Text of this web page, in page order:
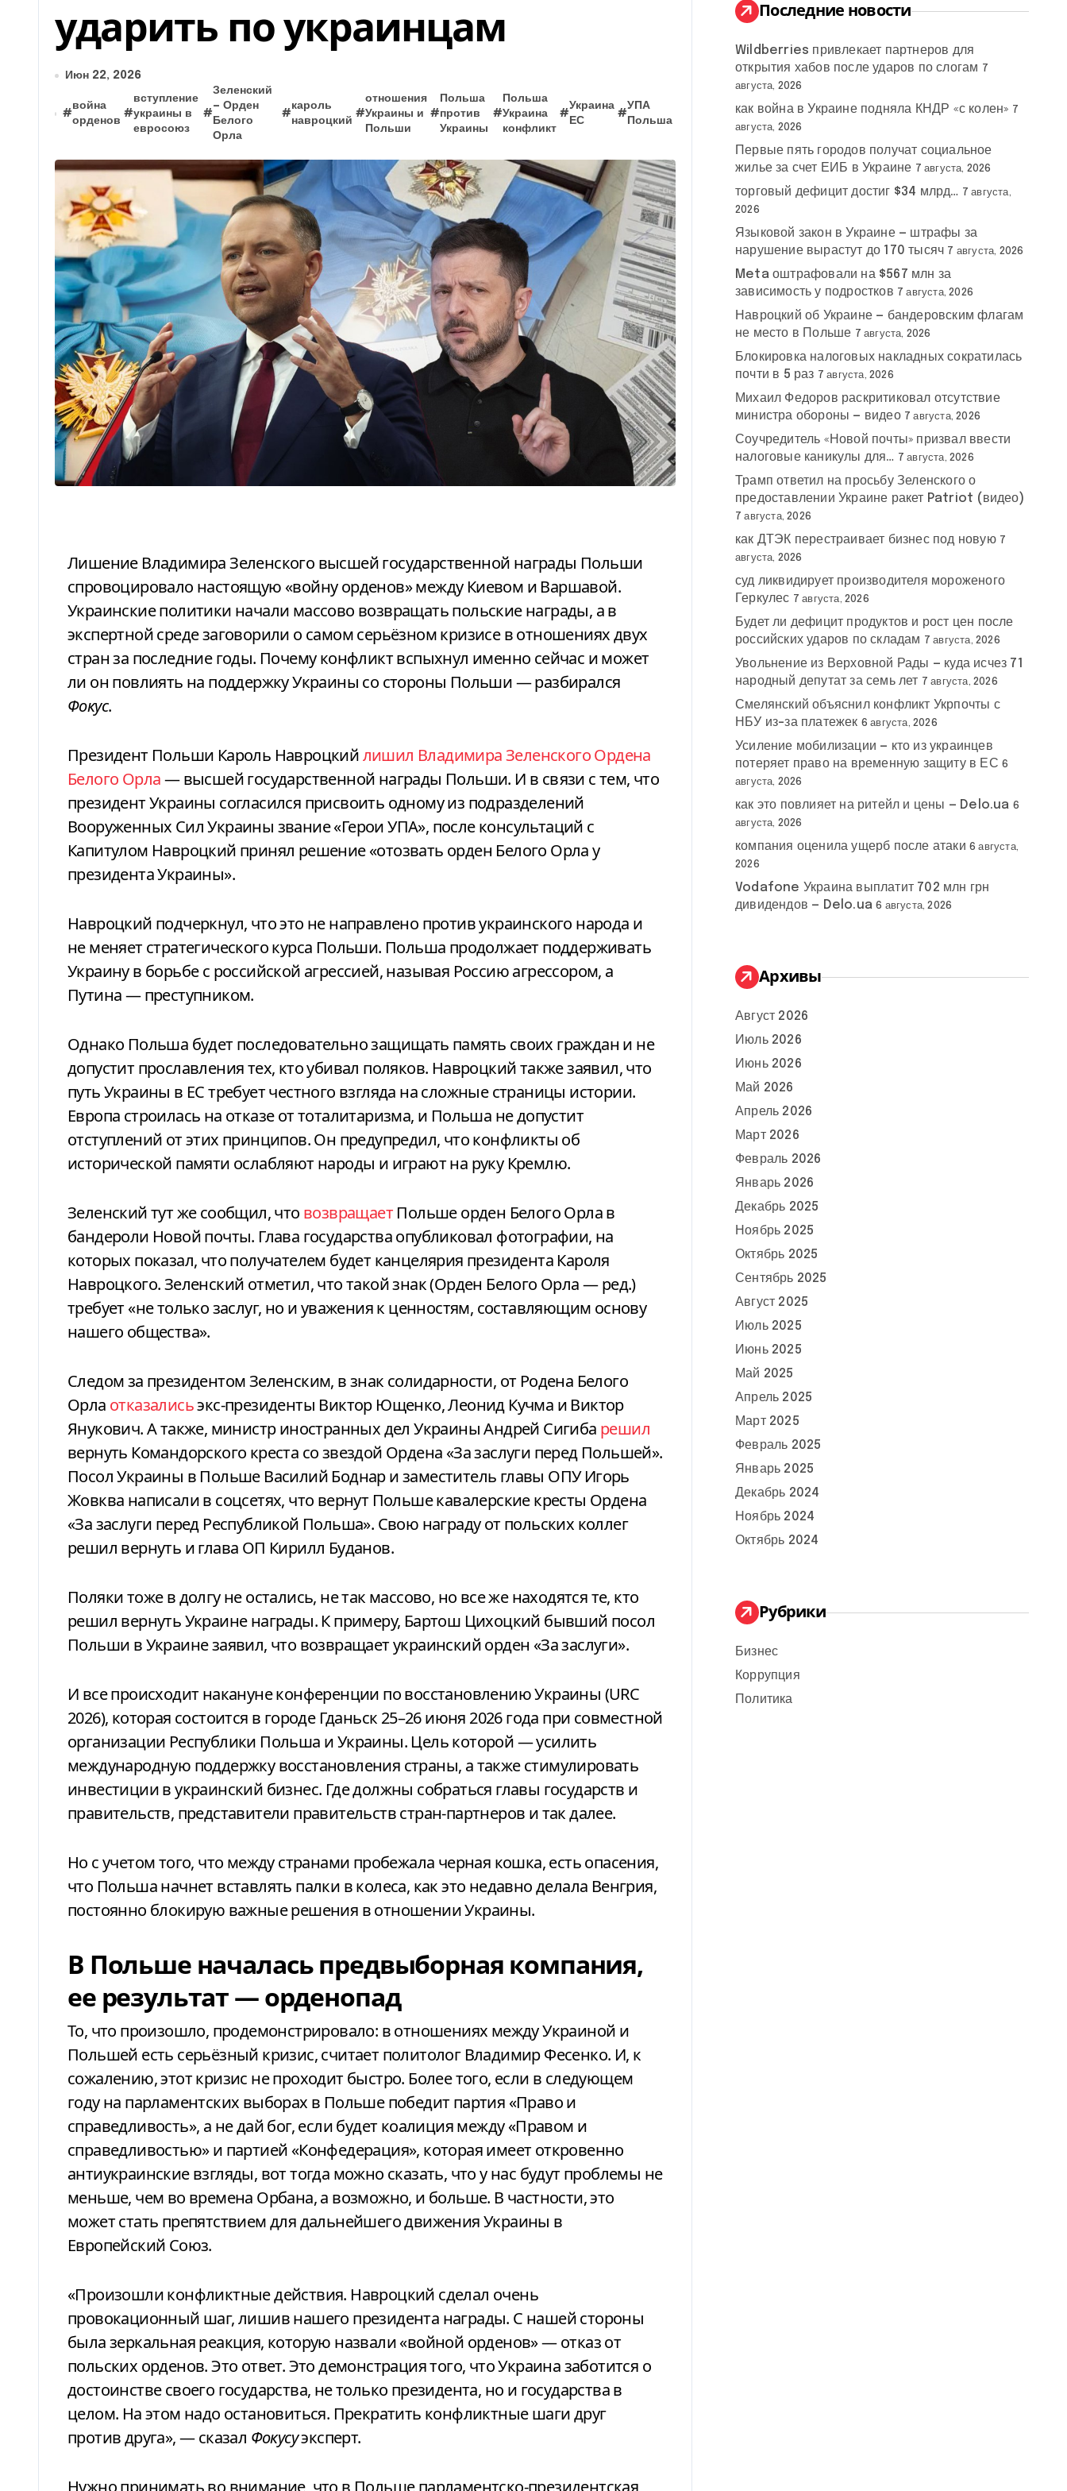
ударить по украинцам
Июн 22, 2026
#
война
орденов
#
вступление
украины в
евросоюз
#
Зеленский
— Орден
Белого
Орла
#
кароль
навроцкий
#
отношения
Украины и
Польши
#
Польша
против
Украины
#
Польша
Украина
конфликт
#
Украина
ЕС
#
УПА
Польша
Лишение Владимира Зеленского высшей государственной награды Польши
спровоцировало настоящую «войну орденов» между Киевом и Варшавой.
Украинские политики начали массово возвращать польские награды, а в
экспертной среде заговорили о самом серьёзном кризисе в отношениях двух
стран за последние годы. Почему конфликт вспыхнул именно сейчас и может
ли он повлиять на поддержку Украины со стороны Польши — разбирался
Фокус.
Президент Польши Кароль Навроцкийлишил Владимира Зеленского Ордена
Белого Орла— высшей государственной награды Польши. И в связи с тем, что
президент Украины согласился присвоить одному из подразделений
Вооруженных Сил Украины звание «Герои УПА», после консультаций с
Капитулом Навроцкий принял решение «отозвать орден Белого Орла у
президента Украины».
Навроцкий подчеркнул, что это не направлено против украинского народа и
не меняет стратегического курса Польши. Польша продолжает поддерживать
Украину в борьбе с российской агрессией, называя Россию агрессором, а
Путина — преступником.
Однако Польша будет последовательно защищать память своих граждан и не
допустит прославления тех, кто убивал поляков. Навроцкий также заявил, что
путь Украины в ЕС требует честного взгляда на сложные страницы истории.
Европа строилась на отказе от тоталитаризма, и Польша не допустит
отступлений от этих принципов. Он предупредил, что конфликты об
исторической памяти ослабляют народы и играют на руку Кремлю.
Зеленский тут же сообщил, что возвращает Польше орден Белого Орла в
бандероли Новой почты. Глава государства опубликовал фотографии, на
которых показал, что получателем будет канцелярия президента Кароля
Навроцкого. Зеленский отметил, что такой знак (Орден Белого Орла — ред.)
требует «не только заслуг, но и уважения к ценностям, составляющим основу
нашего общества».
Следом за президентом Зеленским, в знак солидарности, от Родена Белого
Орла отказалисьэкс-президенты Виктор Ющенко, Леонид Кучма и Виктор
Янукович. А также, министр иностранных дел Украины Андрей Сигиба решил
вернуть Командорского креста со звездой Ордена «За заслуги перед Польшей».
Посол Украины в Польше Василий Боднар и заместитель главы ОПУ Игорь
Жовква написали в соцсетях, что вернут Польше кавалерские кресты Ордена
«За заслуги перед Республикой Польша». Свою награду от польских коллег
решил вернуть и глава ОП Кирилл Буданов.
Поляки тоже в долгу не остались, не так массово, но все же находятся те, кто
решил вернуть Украине награды. К примеру, Бартош Цихоцкий бывший посол
Польши в Украине заявил, что возвращает украинский орден «За заслуги».
И все происходит накануне конференции по восстановлению Украины (URC
2026), которая состоится в городе Гданьск 25–26 июня 2026 года при совместной
организации Республики Польша и Украины. Цель которой — усилить
международную поддержку восстановления страны, а также стимулировать
инвестиции в украинский бизнес. Где должны собраться главы государств и
правительств, представители правительств стран-партнеров и так далее.
Но с учетом того, что между странами пробежала черная кошка, есть опасения,
что Польша начнет вставлять палки в колеса, как это недавно делала Венгрия,
постоянно блокирую важные решения в отношении Украины.
В Польше началась предвыборная компания,
ее результат — орденопад
То, что произошло, продемонстрировало: в отношениях между Украиной и
Польшей есть серьёзный кризис, считает политолог Владимир Фесенко. И, к
сожалению, этот кризис не проходит быстро. Более того, если в следующем
году на парламентских выборах в Польше победит партия «Право и
справедливость», а не дай бог, если будет коалиция между «Правом и
справедливостью» и партией «Конфедерация», которая имеет откровенно
антиукраинские взгляды, вот тогда можно сказать, что у нас будут проблемы не
меньше, чем во времена Орбана, а возможно, и больше. В частности, это
может стать препятствием для дальнейшего движения Украины в
Европейский Союз.
«Произошли конфликтные действия. Навроцкий сделал очень
провокационный шаг, лишив нашего президента награды. С нашей стороны
была зеркальная реакция, которую назвали «войной орденов» — отказ от
польских орденов. Это ответ. Это демонстрация того, что Украина заботится о
достоинстве своего государства, не только президента, но и государства в
целом. На этом надо остановиться. Прекратить конфликтные шаги друг
против друга», — сказал Фокусуэксперт.
Нужно принимать во внимание, что в Польше парламентско-президентская
:
Последние новости
Wildberries привлекает партнеров для
открытия хабов после ударов по слогам 7
августа, 2026
как война в Украине подняла КНДР «с колен» 7
августа, 2026
Первые пять городов получат социальное
жилье за счет ЕИБ в Украине 7 августа, 2026
торговый дефицит достиг $34 млрд… 7 августа,
2026
Языковой закон в Украине — штрафы за
нарушение вырастут до 170 тысяч 7 августа, 2026
Meta оштрафовали на $567 млн за
зависимость у подростков 7 августа, 2026
Навроцкий об Украине — бандеровским флагам
не место в Польше 7 августа, 2026
Блокировка налоговых накладных сократилась
почти в 5 раз 7 августа, 2026
Михаил Федоров раскритиковал отсутствие
министра обороны — видео 7 августа, 2026
Соучредитель «Новой почты» призвал ввести
налоговые каникулы для… 7 августа, 2026
Трамп ответил на просьбу Зеленского о
предоставлении Украине ракет Patriot (видео)
7 августа, 2026
как ДТЭК перестраивает бизнес под новую 7
августа, 2026
суд ликвидирует производителя мороженого
Геркулес 7 августа, 2026
Будет ли дефицит продуктов и рост цен после
российских ударов по складам 7 августа, 2026
Увольнение из Верховной Рады — куда исчез 71
народный депутат за семь лет 7 августа, 2026
Смелянский объяснил конфликт Укрпочты с
НБУ из-за платежек 6 августа, 2026
Усиление мобилизации — кто из украинцев
потеряет право на временную защиту в ЕС 6
августа, 2026
как это повлияет на ритейл и цены — Delo.ua 6
августа, 2026
компания оценила ущерб после атаки 6 августа,
2026
Vodafone Украина выплатит 702 млн грн
дивидендов — Delo.ua 6 августа, 2026
Архивы
Август 2026
Июль 2026
Июнь 2026
Май 2026
Апрель 2026
Март 2026
Февраль 2026
Январь 2026
Декабрь 2025
Ноябрь 2025
Октябрь 2025
Сентябрь 2025
Август 2025
Июль 2025
Июнь 2025
Май 2025
Апрель 2025
Март 2025
Февраль 2025
Январь 2025
Декабрь 2024
Ноябрь 2024
Октябрь 2024
Рубрики
Бизнес
Коррупция
Политика